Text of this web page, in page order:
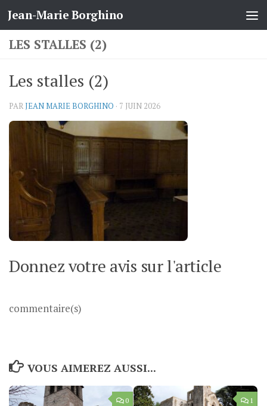
Skip to content
Jean-Marie Borghino
LES STALLES (2)
Les stalles (2)
PARJEAN MARIE BORGHINO · 7 JUIN 2026
Donnez votre avis sur l'article
commentaire(s)
VOUS AIMEREZ AUSSI...
0 1